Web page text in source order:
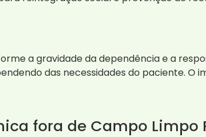
a gravidade da dependência e a
das necessidades do paciente.
fora de Campo Limpo